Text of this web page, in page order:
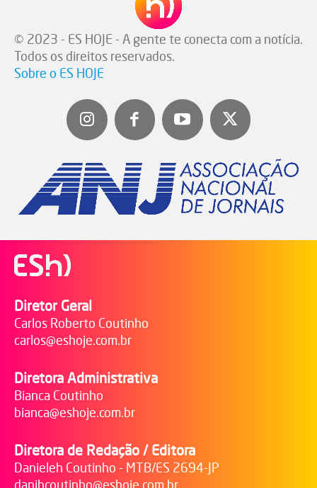
© 2023 - ES HOJE - A gente te conecta com a notícia.
Todos os direitos reservados.
Sobre o ES HOJE
Diretor Geral
Carlos Roberto Coutinho
carlos@eshoje.com.br
Diretora Administrativa
Bianca Coutinho
bianca@eshoje.com.br
Diretora de Redação / Editora
Danieleh Coutinho - MTB/ES 2694-JP
danihcoutinho@eshoje.com.br